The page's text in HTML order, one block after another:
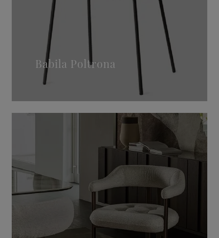
Babila Poltrona